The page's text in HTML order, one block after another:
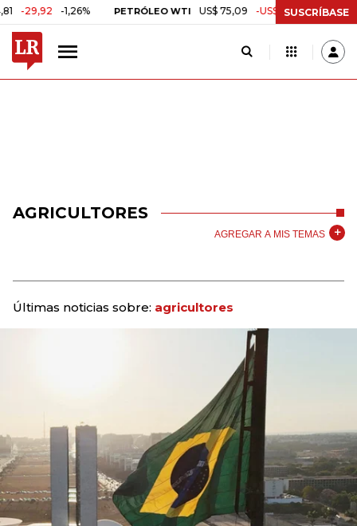
-1,26% PETRÓLEO WTI US$ 75,09 -US$ 0,24 -0,32%
SUSCRÍBASE
AGRICULTORES
AGREGAR A MIS TEMAS
Últimas noticias sobre: agricultores